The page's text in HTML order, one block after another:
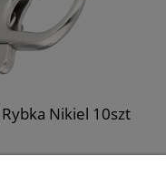
Nikiel 10szt